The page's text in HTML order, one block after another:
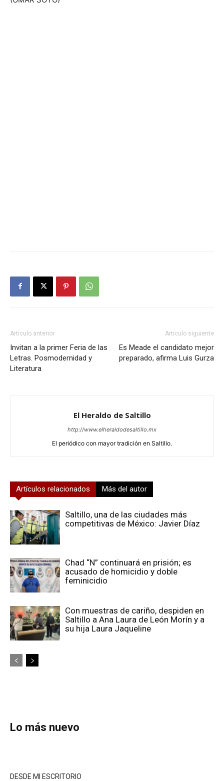
Artículo anterior
Invitan a la primer Feria de las
Letras. Posmodernidad y
Literatura
Artículo siguiente
Es Meade el candidato mejor
preparado, afirma Luis Gurza
El Heraldo de Saltillo
http://www.elheraldodesaltillo.mx
El periódico con mayor tradición en Saltillo.
Artículos relacionados Más del autor
Saltillo, una de las ciudades más
competitivas de México: Javier Díaz
Chad “N” continuará en prisión; es
acusado de homicidio y doble
feminicidio
Con muestras de cariño, despiden en
Saltillo a Ana Laura de León Morín y a
su hija Laura Jaqueline
Lo más nuevo
DESDE MI ESCRITORIO